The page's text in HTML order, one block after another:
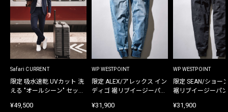
Safari CURRENT
限定 吸水速乾 UVカット 洗
える "オールシーン" セット
¥49,500
WP WESTPOINT
限定 ALEX/アレックス イン
ディゴ 裾リブイージーパン
¥31,900
WP WESTPOINT
限定 SEAN/ショー
裾リブイージーパ
¥31,900